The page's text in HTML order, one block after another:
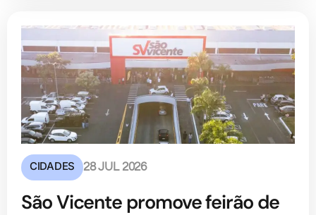
CIDADES 28 JUL 2026
São Vicente promove feirão de